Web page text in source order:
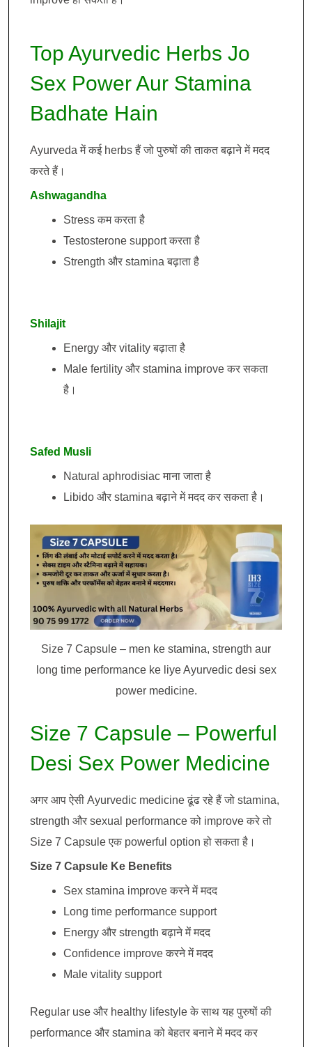
Top Ayurvedic Herbs Jo
Sex Power Aur Stamina
Badhate Hain
Ayurveda में कई herbs हैं जो पुरुषों की ताकत बढ़ाने में मदद
करते हैं।
Ashwagandha
Stress कम करता है
Testosterone support करता है
Strength और stamina बढ़ाता है
Shilajit
Energy और vitality बढ़ाता है
Male fertility और stamina improve कर सकता
है।
Safed Musli
Natural aphrodisiac माना जाता है
Libido और stamina बढ़ाने में मदद कर सकता है।
Size 7 Capsule – men ke stamina, strength aur
long time performance ke liye Ayurvedic desi sex
power medicine.
Size 7 Capsule – Powerful
Desi Sex Power Medicine
अगर आप ऐसी Ayurvedic medicine ढूंढ रहे हैं जो stamina,
strength और sexual performance को improve करे तो
Size 7 Capsule एक powerful option हो सकता है।
Size 7 Capsule Ke Benefits
Sex stamina improve करने में मदद
Long time performance support
Energy और strength बढ़ाने में मदद
Confidence improve करने में मदद
Male vitality support
Regular use और healthy lifestyle के साथ यह पुरुषों की
performance और stamina को बेहतर बनाने में मदद कर